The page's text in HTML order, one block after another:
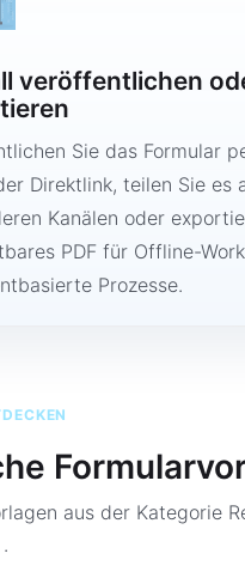
veröffentlichen
Sie das Formular
Direktlink, teilen Sie es
Kanälen oder
PDF für Offline-
Prozesse.
aus der Kategorie
.